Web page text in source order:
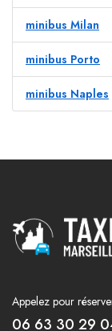
minibus Milan
minibus Porto
minibus Naples
Appelez pour
06 63 30 29